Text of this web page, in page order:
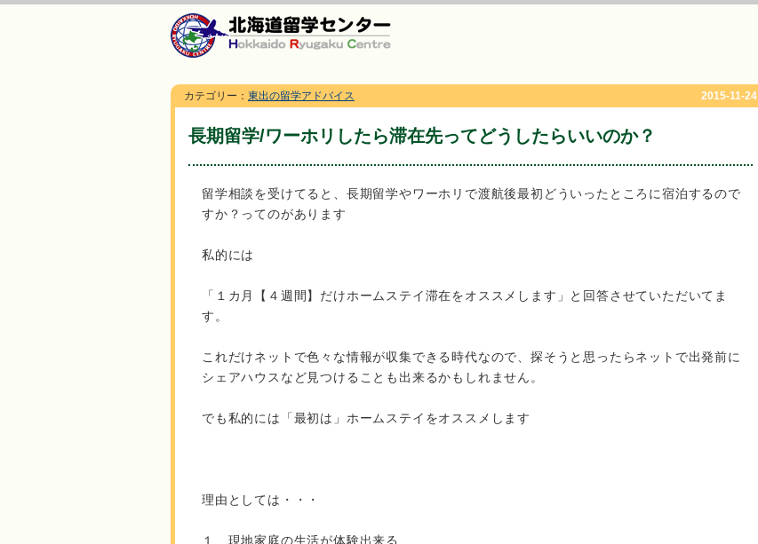
カテゴリー： 東出の留学アドバイス 2015-11-24
長期留学/ワーホリしたら滞在先ってどうしたらいいのか？
留学相談を受けてると、長期留学やワーホリで渡航後最初どういったところに宿泊するので
すか？ってのがあります
私的には
「１カ月【４週間】だけホームステイ滞在をオススメします」と回答させていただいてま
す。
これだけネットで色々な情報が収集できる時代なので、探そうと思ったらネットで出発前に
シェアハウスなど見つけることも出来るかもしれません。
でも私的には「最初は」ホームステイをオススメします
理由としては・・・
１、現地家庭の生活が体験出来る